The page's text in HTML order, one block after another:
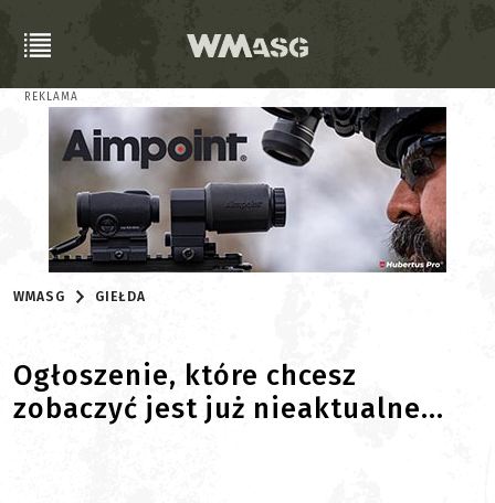
REKLAMA
WMASG GIEŁDA
Ogłoszenie, które chcesz
zobaczyć jest już nieaktualne...